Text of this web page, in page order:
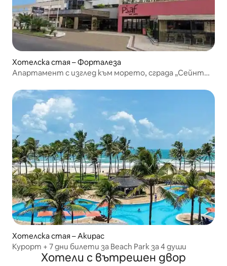
Хотелска стая – Форталеза
Апартамент с изглед към морето, сграда „Сейнт
Хотелска стая – Акирас
Курорт + 7 дни билети за Beach Park за 4 души
Хотели с вътрешен двор